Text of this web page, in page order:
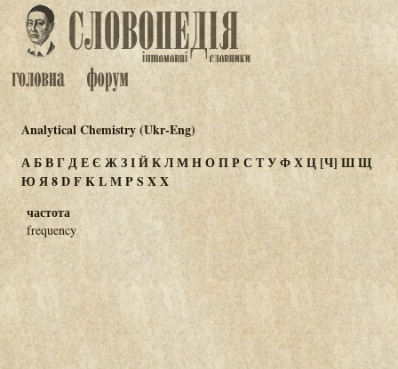
Analytical Chemistry (Ukr-Eng)
АБВГДЕЄ ЖЗІЙКЛМНОПР СТУФХЦ [Ч]ШЩ
Ю Я8DFKLMPS XΧ
частота
frequency